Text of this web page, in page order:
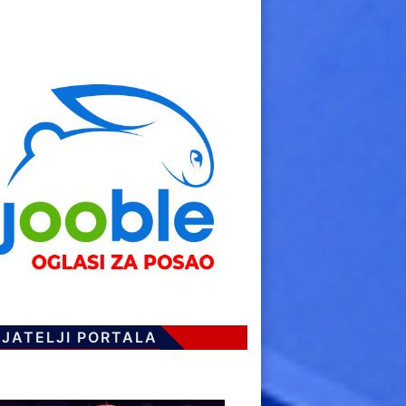
PORTALA